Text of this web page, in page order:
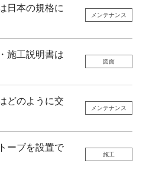
日本の規格に
メンテナンス
施工説明書は
図面
どのように交
メンテナンス
ーブを設置で
施工